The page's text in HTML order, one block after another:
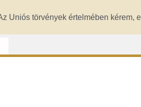
Uniós törvények értelmében